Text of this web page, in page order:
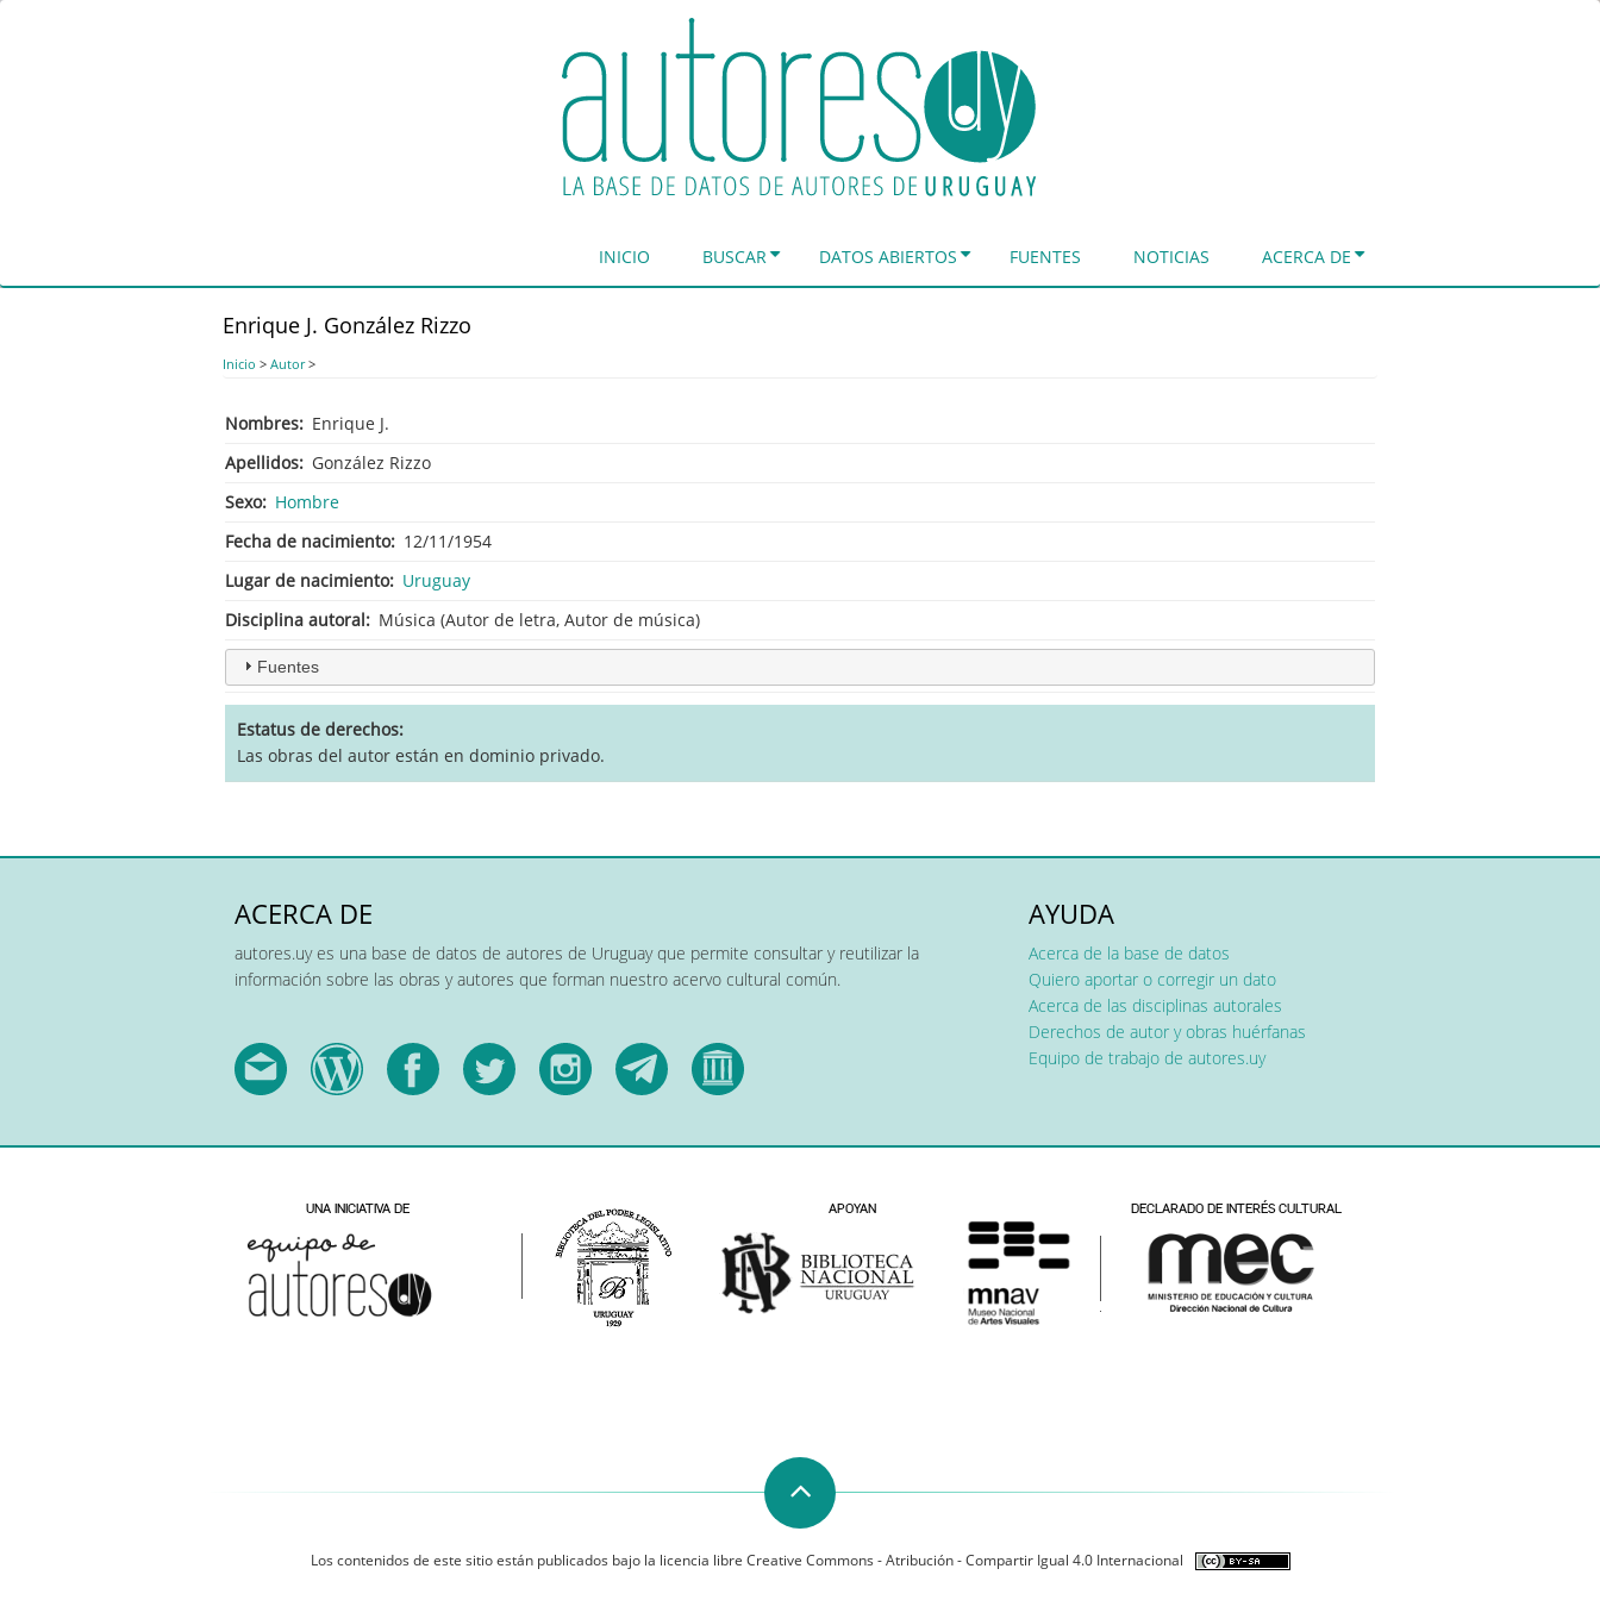
INICIO BUSCAR DATOS ABIERTOS FUENTES NOTICIAS ACERCA DE
Enrique J. González Rizzo
Inicio > Autor>
Nombres
Enrique J.
Apellidos
González Rizzo
Sexo
Hombre
Fecha de nacimiento
12/11/1954
Lugar de nacimiento
Uruguay
Disciplina autoral
Música (Autor de letra, Autor de música)
Fuentes
Estatus de derechos
Las obras del autor están en dominio privado.
ACERCA DE
autores.uy es una base de datos de autores de Uruguay que permite consultar y reutilizar la
información sobre las obras y autores que forman nuestro acervo cultural común.
AYUDA
Acerca de la base de datos
Quiero aportar o corregir un dato
Acerca de las disciplinas autorales
Derechos de autor y obras huérfanas
Equipo de trabajo de autores.uy
Los contenidos de este sitio están publicados bajo la licencia libre Creative Commons - Atribución - Compartir Igual 4.0 Internacional